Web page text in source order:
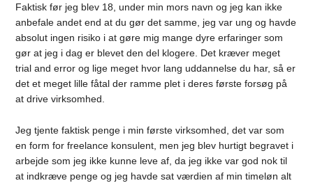
Faktisk før jeg blev 18, under min mors navn og jeg kan ikke
anbefale andet end at du gør det samme, jeg var ung og havde
absolut ingen risiko i at gøre mig mange dyre erfaringer som
gør at jeg i dag er blevet den del klogere. Det kræver meget
trial and error og lige meget hvor lang uddannelse du har, så er
det et meget lille fåtal der ramme plet i deres første forsøg på
at drive virksomhed.
Jeg tjente faktisk penge i min første virksomhed, det var som
en form for freelance konsulent, men jeg blev hurtigt begravet i
arbejde som jeg ikke kunne leve af, da jeg ikke var god nok til
at indkræve penge og jeg havde sat værdien af min timeløn alt